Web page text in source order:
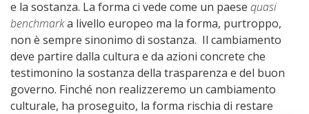
e la sostanza. La forma ci vede come un paese quasi
benchmarka livello europeo ma la forma, purtroppo,
non è sempre sinonimo di sostanza. Il cambiamento
deve partire dalla cultura e da azioni concrete che
testimonino la sostanza della trasparenza e del buon
governo. Finché non realizzeremo un cambiamento
culturale, ha proseguito, la forma rischia di restare